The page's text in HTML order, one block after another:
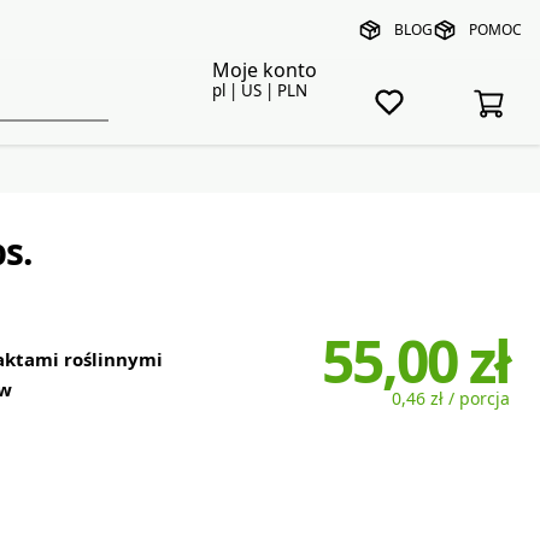
BLOG POMOC
Moje konto
pl | US | PLN
55,00 zł
0,46 zł / porcja
roślinnymi